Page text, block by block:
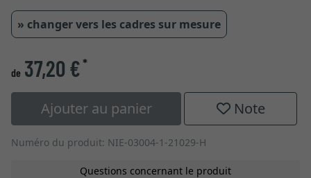
» changer vers les cadres sur mesure
de 37,20 €*
Ajouter au panier Note
Numéro du produit: NIE-03004-1-21029-H
Questions concernant le produit